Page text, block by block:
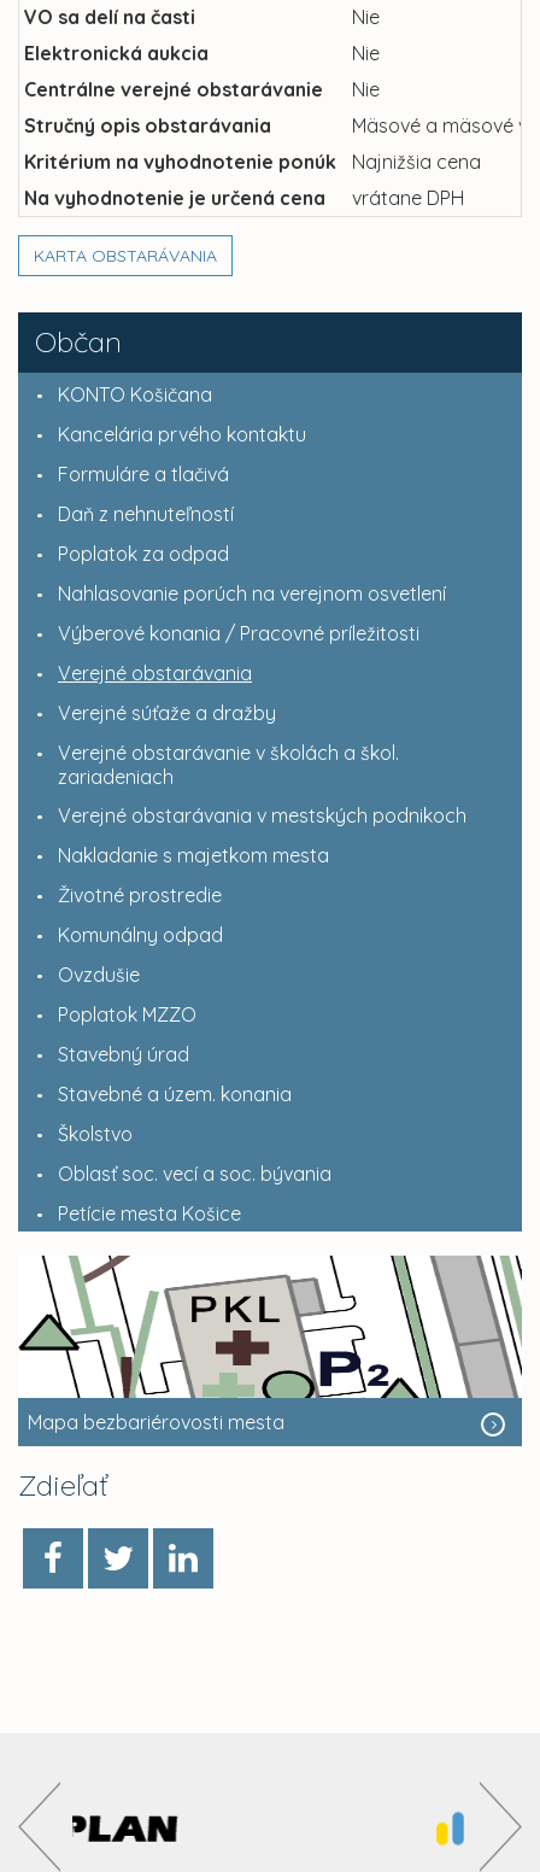
Občan
KONTO Košičana
Kancelária prvého kontaktu
Formuláre a tlačivá
Daň z nehnuteľností
Poplatok za odpad
Nahlasovanie porúch na verejnom osvetlení
Výberové konania / Pracovné príležitosti
Verejné obstarávania
Verejné súťaže a dražby
Verejné obstarávanie v školách a škol.
zariadeniach
Verejné obstarávania v mestských podnikoch
Nakladanie s majetkom mesta
Životné prostredie
Komunálny odpad
Ovzdušie
Poplatok MZZO
Stavebný úrad
Stavebné a územ. konania
Školstvo
Oblasť soc. vecí a soc. bývania
Petície mesta Košice
Mapa bezbariérovosti mesta
Zdieľať
VO sa delí na časti
Nie
Elektronická aukcia
Nie
Centrálne verejné obstarávanie
Nie
Stručný opis obstarávania
Mäsové a mäsové
Kritérium na vyhodnotenie ponúk
Najnižšia cena
Na vyhodnotenie je určená cena
vrátane DPH
KARTA OBSTARÁVANIA